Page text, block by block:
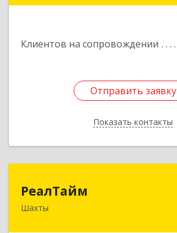
Клиентов на сопровождении
Отправить заявку
Показать контакты
Отправить заявку
Назад
РеалТайм
Шахты